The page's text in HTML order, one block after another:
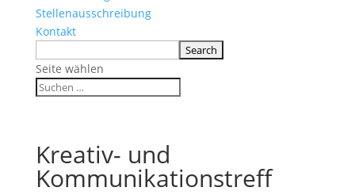
Stellenausschreibung
Kontakt
Seite wählen
Kreativ- und
Kommunikationstreff